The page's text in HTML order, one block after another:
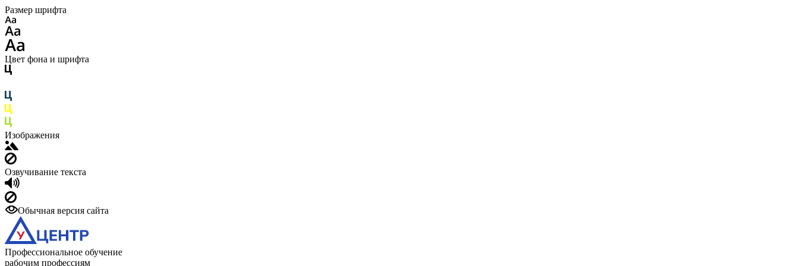
Размер шрифта
Цвет фона и шрифта
Изображения
Озвучивание текста
Обычная версия сайта
Профессиональное обучение
рабочим профессиям